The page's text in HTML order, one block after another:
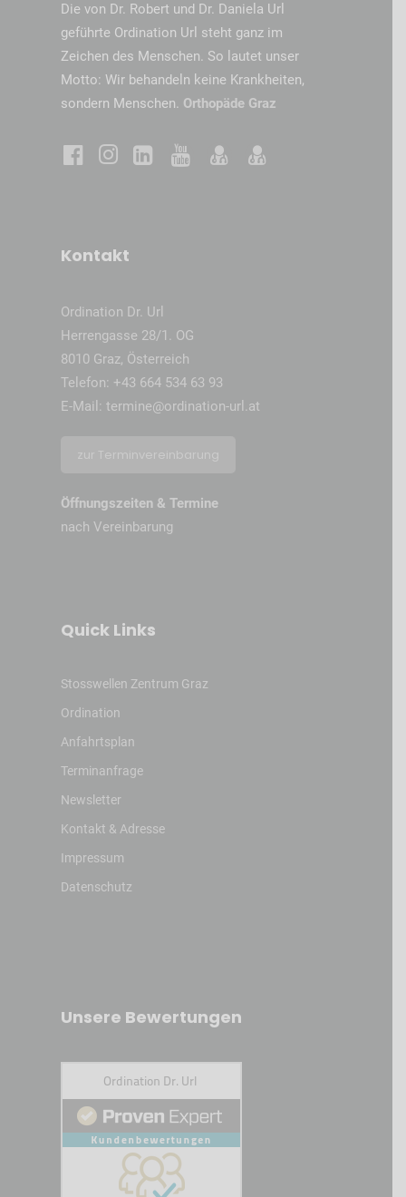
Die von Dr. Robert und Dr. Daniela Url
geführte Ordination Url steht ganz im
Zeichen des Menschen. So lautet unser
Motto: Wir behandeln keine Krankheiten,
sondern Menschen. Orthopäde Graz
Kontakt
Ordination Dr. Url
Herrengasse 28/1. OG
8010 Graz, Österreich
Telefon: +43 664 534 63 93
E-Mail: termine@ordination-url.at
zur Terminvereinbarung
Öffnungszeiten & Termine
nach Vereinbarung
Quick Links
Stosswellen Zentrum Graz
Ordination
Anfahrtsplan
Terminanfrage
Newsletter
Kontakt & Adresse
Impressum
Datenschutz
Unsere Bewertungen